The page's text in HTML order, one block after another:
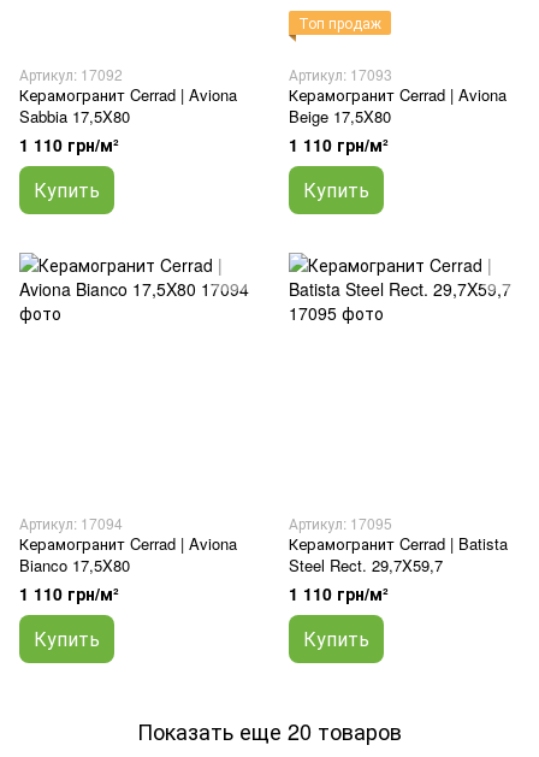
Артикул: 17092
Керамогранит Cerrad | Aviona
Sabbia 17,5X80
1 110 грн/м²
Купить
Топ продаж
Артикул: 17093
Керамогранит Cerrad | Aviona
Beige 17,5X80
1 110 грн/м²
Купить
Артикул: 17094
Керамогранит Cerrad | Aviona
Bianco 17,5X80
1 110 грн/м²
Купить
Артикул: 17095
Керамогранит Cerrad | Batista
Steel Rect. 29,7X59,7
1 110 грн/м²
Купить
Показать еще 20 товаров